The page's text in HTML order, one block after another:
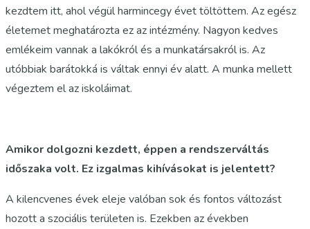
kezdtem itt, ahol végül harmincegy évet töltöttem. Az egész
életemet meghatározta ez az intézmény. Nagyon kedves
emlékeim vannak a lakókról és a munkatársakról is. Az
utóbbiak barátokká is váltak ennyi év alatt. A munka mellett
végeztem el az iskoláimat.
Amikor dolgozni kezdett, éppen a rendszerváltás
időszaka volt. Ez izgalmas kihívásokat is jelentett?
A kilencvenes évek eleje valóban sok és fontos változást
hozott a szociális területen is. Ezekben az években